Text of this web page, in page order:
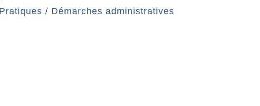
/ Démarches administratives